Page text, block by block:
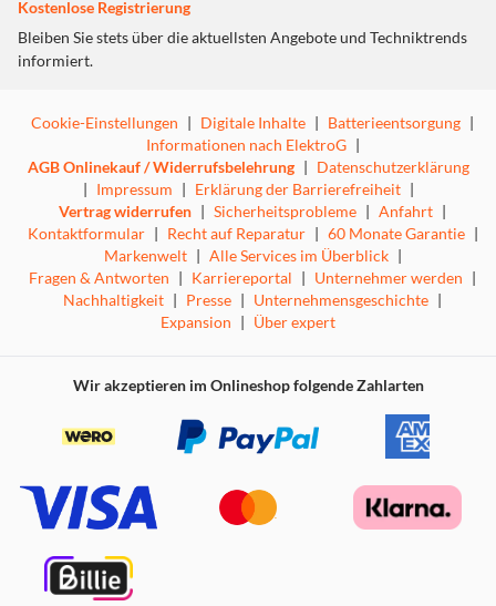
Kostenlose Registrierung
Bleiben Sie stets über die aktuellsten Angebote und Techniktrends
informiert.
Cookie-Einstellungen | Digitale Inhalte | Batterieentsorgung |
Informationen nach ElektroG |
AGB Onlinekauf / Widerrufsbelehrung | Datenschutzerklärung
| Impressum | Erklärung der Barrierefreiheit |
Vertrag widerrufen | Sicherheitsprobleme | Anfahrt |
Kontaktformular | Recht auf Reparatur | 60 Monate Garantie |
Markenwelt | Alle Services im Überblick |
Fragen & Antworten | Karriereportal | Unternehmer werden |
Nachhaltigkeit | Presse | Unternehmensgeschichte |
Expansion | Über expert
Wir akzeptieren im Onlineshop folgende Zahlarten